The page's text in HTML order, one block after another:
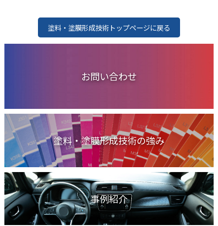
塗料・塗膜形成技術トップページに戻る
お問い合わせ
塗料・塗膜形成技術の強み
事例紹介